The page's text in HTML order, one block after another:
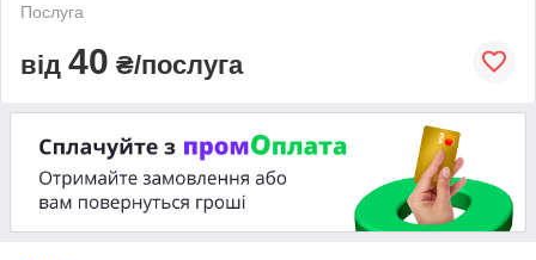
Послуга
від 40 ₴/послуга